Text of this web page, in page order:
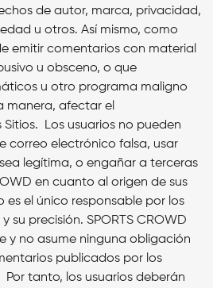
de autor, marca, privacidad,
u otros. Así mismo, como
emitir comentarios con material
u obsceno, o que
u otro programa maligno
manera, afectar el
Los usuarios no pueden
correo electrónico falsa, usar
legítima, o engañar a terceras
en cuanto al origen de sus
es el único responsable por los
su precisión. SPORTS CROWD
y no asume ninguna obligación
publicados por los
tanto, los usuarios deberán